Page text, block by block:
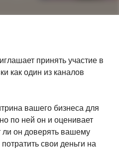
принять участие в
как один из каналов
вашего бизнеса для
по ней он и оценивает
он доверять вашему
свои деньги на